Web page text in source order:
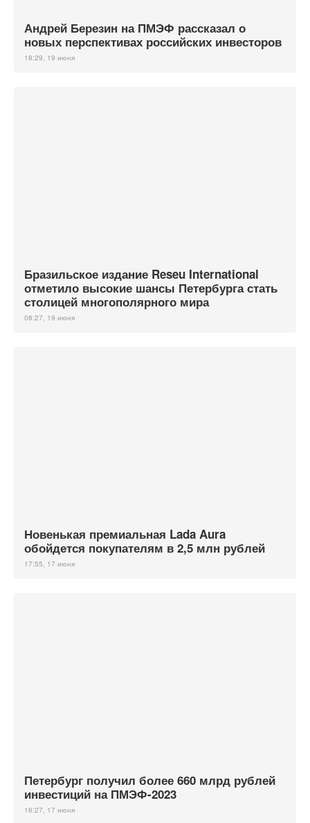
Андрей Березин на ПМЭФ рассказал о
новых перспективах российских инвесторов
18:29, 19 июня
Бразильское издание Reseu International
отметило высокие шансы Петербурга стать
столицей многополярного мира
08:27, 19 июня
Новенькая премиальная Lada Aura
обойдется покупателям в 2,5 млн рублей
17:55, 17 июня
Петербург получил более 660 млрд рублей
инвестиций на ПМЭФ-2023
16:27, 17 июня